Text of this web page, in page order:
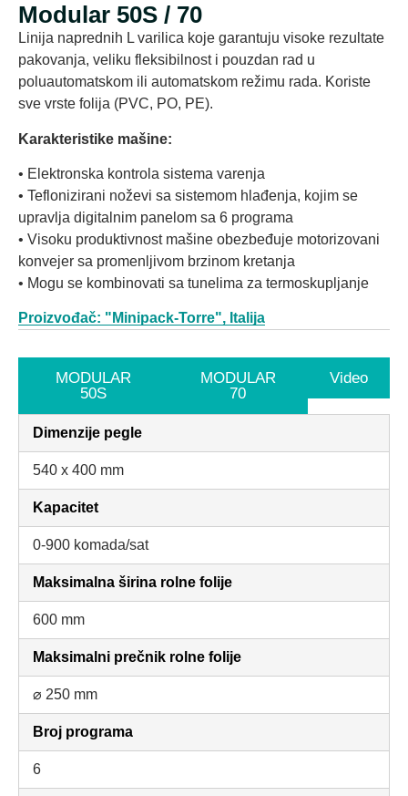
Modular 50S / 70
Linija naprednih L varilica koje garantuju visoke rezultate
pakovanja, veliku fleksibilnost i pouzdan rad u
poluautomatskom ili automatskom režimu rada. Koriste
sve vrste folija (PVC, PO, PE).
Karakteristike mašine:
• Elektronska kontrola sistema varenja
• Teflonizirani noževi sa sistemom hlađenja, kojim se
upravlja digitalnim panelom sa 6 programa
• Visoku produktivnost mašine obezbeđuje motorizovani
konvejer sa promenljivom brzinom kretanja
• Mogu se kombinovati sa tunelima za termoskupljanje
Proizvođač: "Minipack-Torre", Italija
MODULAR
50S
MODULAR
70
Video
Dimenzije pegle
540 x 400 mm
Kapacitet
0-900 komada/sat
Maksimalna širina rolne folije
600 mm
Maksimalni prečnik rolne folije
⌀ 250 mm
Broj programa
6